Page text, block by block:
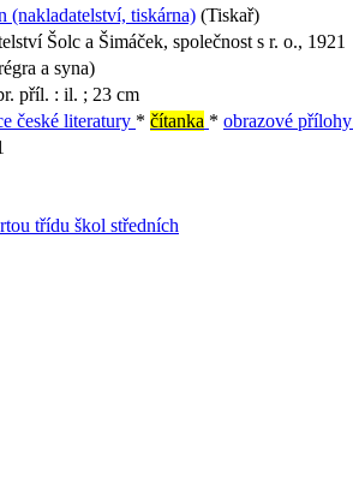
(nakladatelství, tiskárna) (Tiskař)
Šolc a Šimáček, společnost s r. o., 1921
a syna)
příl. : il. ; 23 cm
české literatury * čítanka * obrazové přílohy